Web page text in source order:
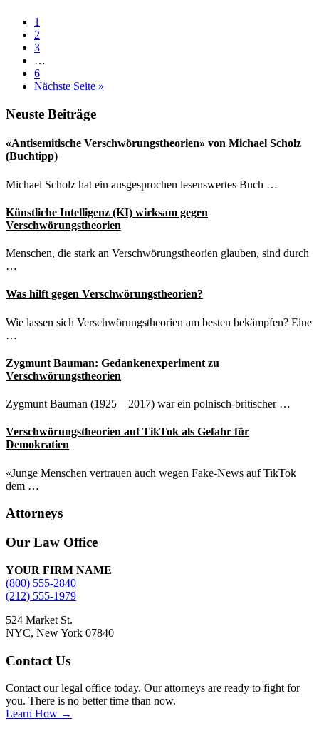
Verschwörungsideologen
Bolsonaro
Brasilien
Seite
1
Seite
2
Seite
3
Zwischenseiten
…
Seite
6
Nächste Seite aufrufen
»
Seitenspalte
Neuste Beiträge
«Antisemitische Verschwörungstheorien» von Michael Scholz
(Buchtipp)
Michael Scholz hat ein ausgesprochen lesenswertes Buch …
Künstliche Intelligenz (KI) wirksam gegen
Verschwörungstheorien
Menschen, die stark an Verschwörungstheorien glauben, sind durch
…
Was hilft gegen Verschwörungstheorien?
Wie lassen sich Verschwörungstheorien am besten bekämpfen? Eine
…
Zygmunt Bauman: Gedankenexperiment zu
Verschwörungstheorien
Zygmunt Bauman (1925 – 2017) war ein polnisch-britischer …
Verschwörungstheorien auf TikTok als Gefahr für
Demokratien
«Junge Menschen vertrauen auch wegen Fake-News auf TikTok
dem …
Attorneys
Site
Footer
Our Law Office
YOUR FIRM NAME
(800) 555-2840
(212) 555-1979
524 Market St.
NYC, New York 07840
Contact Us
Contact our legal office today. Our attorneys are ready to fight for
you. There is no better time than now.
Learn How →